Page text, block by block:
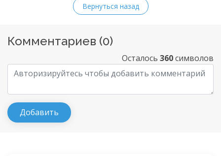
Вернуться назад
Комментариев (0)
Осталось 360символов